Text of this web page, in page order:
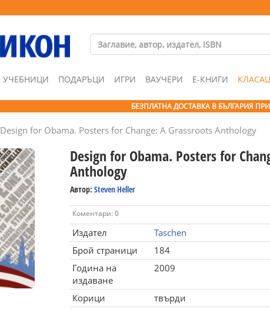
УЧЕБНИЦИ ПОДАРЪЦИ ИГРИ ВАУЧЕРИ Е-КНИГИ
БЕЗПЛАТНА ДОСТАВКА В БЪЛГАРИЯ
Design for Obama. Posters for Change: A Grassroots Anthology
Design for Obama. Posters for
Anthology
Автор: Steven Heller
Коментари: 0
Издател
Taschen
Брой страници
184
Година на
издаване
2009
Корици
твърди